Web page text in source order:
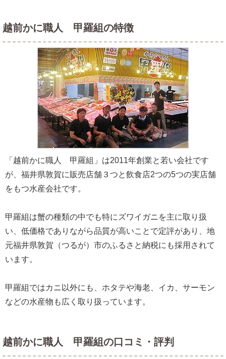
越前かに職人 甲羅組の特徴
「越前かに職人 甲羅組」は2011年創業と若い会社です
が、福井県敦賀に販売店舗３つと飲食店2つの5つの実店舗
をもつ水産会社です。
甲羅組は蟹の種類の中でも特にズワイガニを主に取り扱
い、低価格でありながら品質が高いことで定評があり、地
元福井県敦賀（つるが）市のふるさと納税にも採用されて
います。
甲羅組ではカニ以外にも、ホタテや海老、イカ、サーモン
などの水産物も広く取り扱っています。
越前かに職人 甲羅組の口コミ・評判